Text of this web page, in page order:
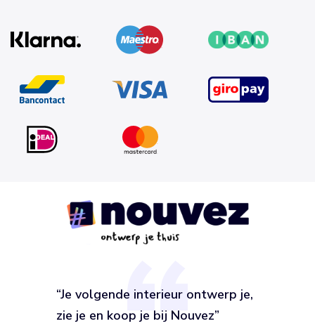
“Je volgende interieur ontwerp je,
zie je en koop je bij Nouvez”